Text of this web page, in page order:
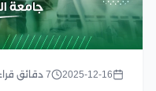
2025-12-16 7 دقائق قراءة